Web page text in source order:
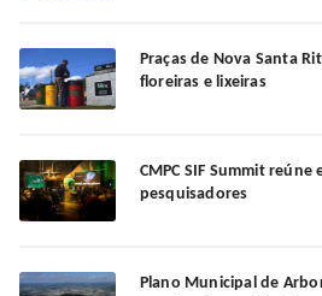
Praças de Nova Santa
floreiras e lixeiras
CMPC SIF Summit
pesquisadores
Plano Municipal de